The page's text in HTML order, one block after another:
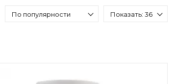
По популярности Показать: 36